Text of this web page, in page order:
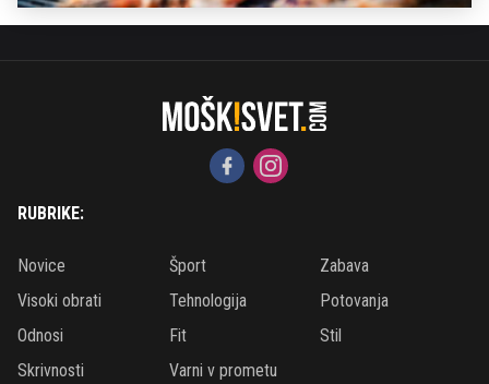
RUBRIKE:
Novice Šport
Zabava
Visoki obrati
Tehnologija
Potovanja
Odnosi
Fit
Stil
Skrivnosti
Varni v prometu